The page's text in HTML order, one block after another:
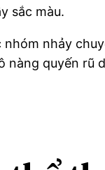
sắc màu.
nhảy
nàng quyến rũ